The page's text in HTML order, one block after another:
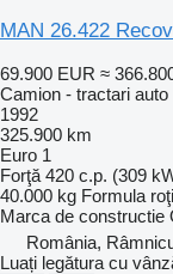
MAN 26.422
69.900 EUR ≈
Camion - tractari auto
1992
325.900 km
Euro 1
Forţă 420 c.p. (309
40.000 kg Formula
Marca de constructie
România,
Luați legătura cu